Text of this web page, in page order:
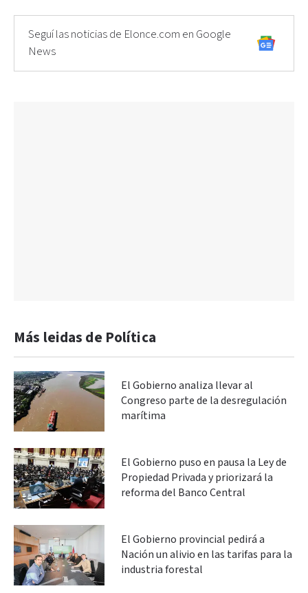
Seguí las noticias de Elonce.com en Google
News
Más leidas de Política
El Gobierno analiza llevar al
Congreso parte de la desregulación
marítima
El Gobierno puso en pausa la Ley de
Propiedad Privada y priorizará la
reforma del Banco Central
El Gobierno provincial pedirá a
Nación un alivio en las tarifas para la
industria forestal